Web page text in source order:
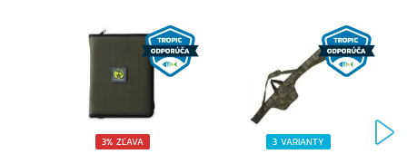
zakúpenia výrobku.
Podmienkou pre uplatnenie záruky je registrácia
každého zakúpeného prútu v online systéme výrobcu.
Na registráciu je potrebné mať po ruke predajný
3% ZĽAVA 3 VARIANTY